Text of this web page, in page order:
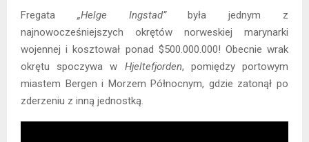
Fregata „Helge Ingstad”była jednym z
najnowocześniejszych okrętów norweskiej marynarki
wojennej i kosztował ponad $500.000.000! Obecnie wrak
okrętu spoczywa w Hjeltefjorden, pomiędzy portowym
miastem Bergen i Morzem Północnym, gdzie zatonął po
zderzeniu z inną jednostką.